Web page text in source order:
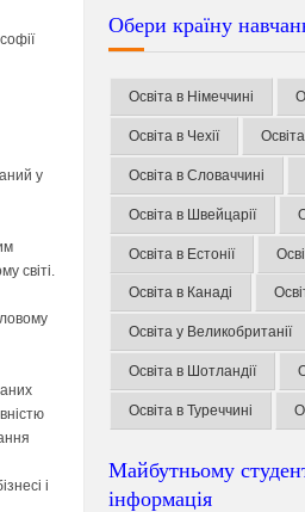
у
світі.
і
Обери країну
Освіта в Німеччині
Освіта в Чехії
Освіта в Словаччині
Освіта в Швейцарії
Освіта в Естонії
Освіта в Канаді
Освіта у Великобританії
Освіта в Шотландії
Освіта в Туреччині
Майбутньому
інформація